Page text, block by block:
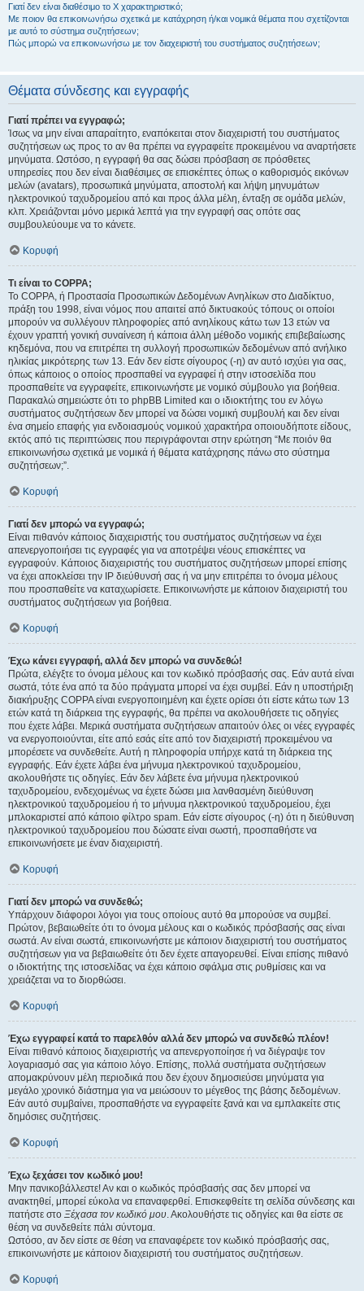
Γιατί δεν είναι διαθέσιμο το Χ χαρακτηριστικό;
Με ποιον θα επικοινωνήσω σχετικά με κατάχρηση ή/και νομικά θέματα που σχετίζονται
με αυτό το σύστημα συζητήσεων;
Πώς μπορώ να επικοινωνήσω με τον διαχειριστή του συστήματος συζητήσεων;
Θέματα σύνδεσης και εγγραφής
Γιατί πρέπει να εγγραφώ;
Ίσως να μην είναι απαραίτητο, εναπόκειται στον διαχειριστή του συστήματος
συζητήσεων ως προς το αν θα πρέπει να εγγραφείτε προκειμένου να αναρτήσετε
μηνύματα. Ωστόσο, η εγγραφή θα σας δώσει πρόσβαση σε πρόσθετες
υπηρεσίες που δεν είναι διαθέσιμες σε επισκέπτες όπως ο καθορισμός εικόνων
μελών (avatars), προσωπικά μηνύματα, αποστολή και λήψη μηνυμάτων
ηλεκτρονικού ταχυδρομείου από και προς άλλα μέλη, ένταξη σε ομάδα μελών,
κλπ. Χρειάζονται μόνο μερικά λεπτά για την εγγραφή σας οπότε σας
συμβουλεύουμε να το κάνετε.
Κορυφή
Τι είναι το COPPA;
Το COPPA, ή Προστασία Προσωπικών Δεδομένων Ανηλίκων στο Διαδίκτυο,
πράξη του 1998, είναι νόμος που απαιτεί από δικτυακούς τόπους οι οποίοι
μπορούν να συλλέγουν πληροφορίες από ανηλίκους κάτω των 13 ετών να
έχουν γραπτή γονική συναίνεση ή κάποια άλλη μέθοδο νομικής επιβεβαίωσης
κηδεμόνα, που να επιτρέπει τη συλλογή προσωπικών δεδομένων από ανήλικο
ηλικίας μικρότερης των 13. Εάν δεν είστε σίγουρος (-η) αν αυτό ισχύει για σας,
όπως κάποιος ο οποίος προσπαθεί να εγγραφεί ή στην ιστοσελίδα που
προσπαθείτε να εγγραφείτε, επικοινωνήστε με νομικό σύμβουλο για βοήθεια.
Παρακαλώ σημειώστε ότι το phpBB Limited και ο ιδιοκτήτης του εν λόγω
συστήματος συζητήσεων δεν μπορεί να δώσει νομική συμβουλή και δεν είναι
ένα σημείο επαφής για ενδοιασμούς νομικού χαρακτήρα οποιουδήποτε είδους,
εκτός από τις περιπτώσεις που περιγράφονται στην ερώτηση “Με ποιόν θα
επικοινωνήσω σχετικά με νομικά ή θέματα κατάχρησης πάνω στο σύστημα
συζητήσεων;”.
Κορυφή
Γιατί δεν μπορώ να εγγραφώ;
Είναι πιθανόν κάποιος διαχειριστής του συστήματος συζητήσεων να έχει
απενεργοποιήσει τις εγγραφές για να αποτρέψει νέους επισκέπτες να
εγγραφούν. Κάποιος διαχειριστής του συστήματος συζητήσεων μπορεί επίσης
να έχει αποκλείσει την IP διεύθυνσή σας ή να μην επιτρέπει το όνομα μέλους
που προσπαθείτε να καταχωρίσετε. Επικοινωνήστε με κάποιον διαχειριστή του
συστήματος συζητήσεων για βοήθεια.
Κορυφή
Έχω κάνει εγγραφή, αλλά δεν μπορώ να συνδεθώ!
Πρώτα, ελέγξτε το όνομα μέλους και τον κωδικό πρόσβασής σας. Εάν αυτά είναι
σωστά, τότε ένα από τα δύο πράγματα μπορεί να έχει συμβεί. Εάν η υποστήριξη
διακήρυξης COPPA είναι ενεργοποιημένη και έχετε ορίσει ότι είστε κάτω των 13
ετών κατά τη διάρκεια της εγγραφής, θα πρέπει να ακολουθήσετε τις οδηγίες
που έχετε λάβει. Μερικά συστήματα συζητήσεων απαιτούν όλες οι νέες εγγραφές
να ενεργοποιούνται, είτε από εσάς είτε από τον διαχειριστή προκειμένου να
μπορέσετε να συνδεθείτε. Αυτή η πληροφορία υπήρχε κατά τη διάρκεια της
εγγραφής. Εάν έχετε λάβει ένα μήνυμα ηλεκτρονικού ταχυδρομείου,
ακολουθήστε τις οδηγίες. Εάν δεν λάβετε ένα μήνυμα ηλεκτρονικού
ταχυδρομείου, ενδεχομένως να έχετε δώσει μια λανθασμένη διεύθυνση
ηλεκτρονικού ταχυδρομείου ή το μήνυμα ηλεκτρονικού ταχυδρομείου, έχει
μπλοκαριστεί από κάποιο φίλτρο spam. Εάν είστε σίγουρος (-η) ότι η διεύθυνση
ηλεκτρονικού ταχυδρομείου που δώσατε είναι σωστή, προσπαθήστε να
επικοινωνήσετε με έναν διαχειριστή.
Κορυφή
Γιατί δεν μπορώ να συνδεθώ;
Υπάρχουν διάφοροι λόγοι για τους οποίους αυτό θα μπορούσε να συμβεί.
Πρώτον, βεβαιωθείτε ότι το όνομα μέλους και ο κωδικός πρόσβασής σας είναι
σωστά. Αν είναι σωστά, επικοινωνήστε με κάποιον διαχειριστή του συστήματος
συζητήσεων για να βεβαιωθείτε ότι δεν έχετε απαγορευθεί. Είναι επίσης πιθανό
ο ιδιοκτήτης της ιστοσελίδας να έχει κάποιο σφάλμα στις ρυθμίσεις και να
χρειάζεται να το διορθώσει.
Κορυφή
Έχω εγγραφεί κατά το παρελθόν αλλά δεν μπορώ να συνδεθώ πλέον!
Είναι πιθανό κάποιος διαχειριστής να απενεργοποίησε ή να διέγραψε τον
λογαριασμό σας για κάποιο λόγο. Επίσης, πολλά συστήματα συζητήσεων
απομακρύνουν μέλη περιοδικά που δεν έχουν δημοσιεύσει μηνύματα για
μεγάλο χρονικό διάστημα για να μειώσουν το μέγεθος της βάσης δεδομένων.
Εάν αυτό συμβαίνει, προσπαθήστε να εγγραφείτε ξανά και να εμπλακείτε στις
δημόσιες συζητήσεις.
Κορυφή
Έχω ξεχάσει τον κωδικό μου!
Μην πανικοβάλλεστε! Αν και ο κωδικός πρόσβασής σας δεν μπορεί να
ανακτηθεί, μπορεί εύκολα να επαναφερθεί. Επισκεφθείτε τη σελίδα σύνδεσης και
πατήστε στο Ξέχασα τον κωδικό μου. Ακολουθήστε τις οδηγίες και θα είστε σε
θέση να συνδεθείτε πάλι σύντομα.
Ωστόσο, αν δεν είστε σε θέση να επαναφέρετε τον κωδικό πρόσβασής σας,
επικοινωνήστε με κάποιον διαχειριστή του συστήματος συζητήσεων.
Κορυφή